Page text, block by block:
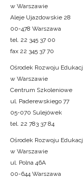
w Warszawie
Aleje Ujazdowskie 28
00-478 Warszawa
tel. 22 345 37 00
fax 22 345 37 70
Ośrodek Rozwoju
w Warszawie
Centrum Szkoleniowe
ul. Paderewskiego 77
05-070 Sulejówek
tel. 22 783 37 84
Ośrodek Rozwoju
w Warszawie
ul. Polna 46A
00-644 Warszawa